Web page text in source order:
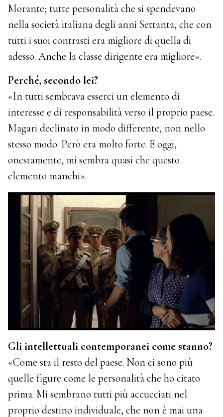
Morante; tutte personalità che si spendevano
nella società italiana degli anni Settanta, che con
tutti i suoi contrasti era migliore di quella di
adesso. Anche la classe dirigente era migliore».
Perché, secondo lei?
«In tutti sembrava esserci un elemento di
interesse e di responsabilità verso il proprio paese.
Magari declinato in modo differente, non nello
stesso modo. Però era molto forte. E oggi,
onestamente, mi sembra quasi che questo
elemento manchi».
Gli intellettuali contemporanei come stanno?
«Come sta il resto del paese. Non ci sono più
quelle figure come le personalità che ho citato
prima. Mi sembrano tutti più accucciati nel
proprio destino individuale, che non è mai una